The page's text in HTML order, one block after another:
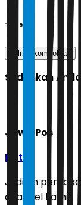
Tags
polri kompolnas
Sudahkah
Jawa Pos
Ikuti
Jadilah
channel kami!